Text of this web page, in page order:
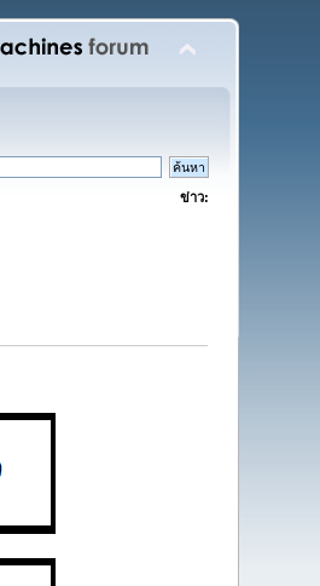
ข่าว: